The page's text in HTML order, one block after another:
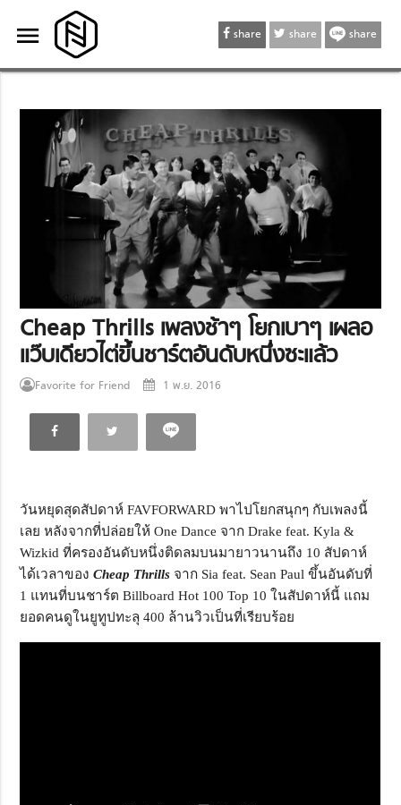
menu
menu share share share
Cheap Thrills เพลงช้าๆ โยกเบาๆ เผลอ
แว๊บเดียวไต่ขึ้นชาร์ตอันดับหนึ่งซะแล้ว
Favorite for Friend 1 พ.ย. 2016
วันหยุดสุดสัปดาห์ FAVFORWARD พาไปโยกสนุกๆ กับเพลงนี้
เลย หลังจากที่ปล่อยให้ One Dance จาก Drake feat. Kyla &
Wizkid ที่ครองอันดับหนึ่งติดลมบนมายาวนานถึง 10 สัปดาห์
ได้เวลาของCheap Thrills จาก Sia feat. Sean Paul ขึ้นอันดับที่
1 แทนที่บนชาร์ต Billboard Hot 100 Top 10 ในสัปดาห์นี้ แถม
ยอดคนดูในยูทูปทะลุ 400 ล้านวิวเป็นที่เรียบร้อย